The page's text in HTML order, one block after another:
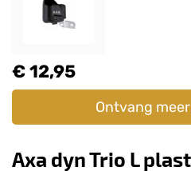
€ 12,95
Ontvang
Axa dyn Trio L